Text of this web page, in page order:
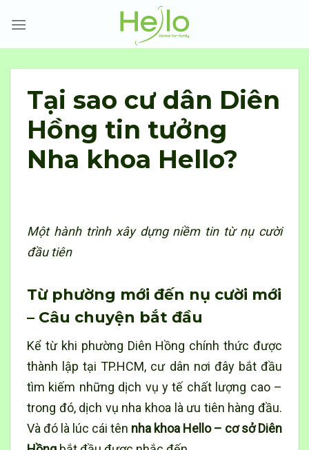
Tại sao cư dân Diên
Hồng tin tưởng
Nha khoa Hello?
Một hành trình xây dựng niềm tin từ nụ cười
đầu tiên
Từ phường mới đến nụ cười mới
– Câu chuyện bắt đầu
Kể từ khi phường Diên Hồng chính thức được
thành lập tại TP.HCM, cư dân nơi đây bắt đầu
tìm kiếm những dịch vụ y tế chất lượng cao –
trong đó, dịch vụ nha khoa là ưu tiên hàng đầu.
Và đó là lúc cái tên nha khoa Hello – cơ sở Diên